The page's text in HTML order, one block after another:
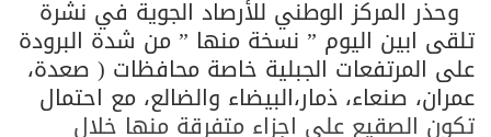
وحذر المركز الوطني للأرصاد الجوية في نشرة
تلقى ابين اليوم ” نسخة منها ” من شدة البرودة
على المرتفعات الجبلية خاصة محافظات ( صعدة،
عمران، صنعاء، ذمار،البيضاء والضالع، مع احتمال
تكون الصقيع على اجزاء متفرقة منها خلال